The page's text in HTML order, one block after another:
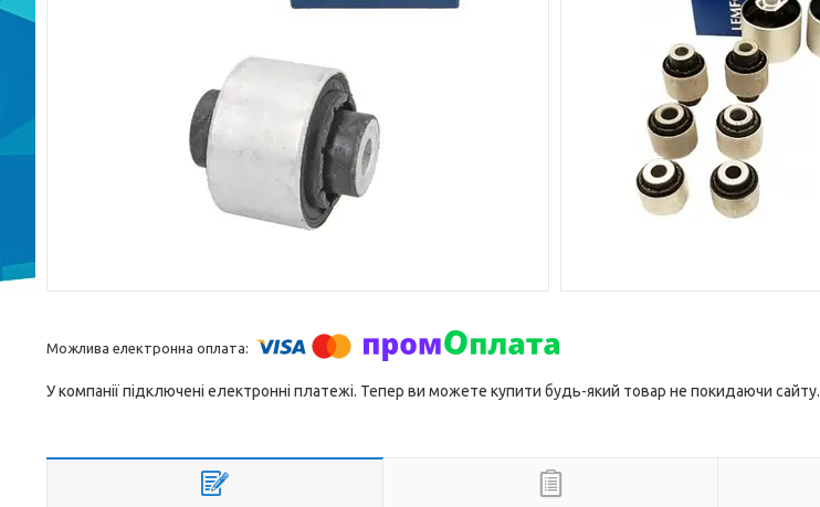
У компанії підключені електронні платежі. Тепер ви можете купити будь-який товар не покидаючи сайту.